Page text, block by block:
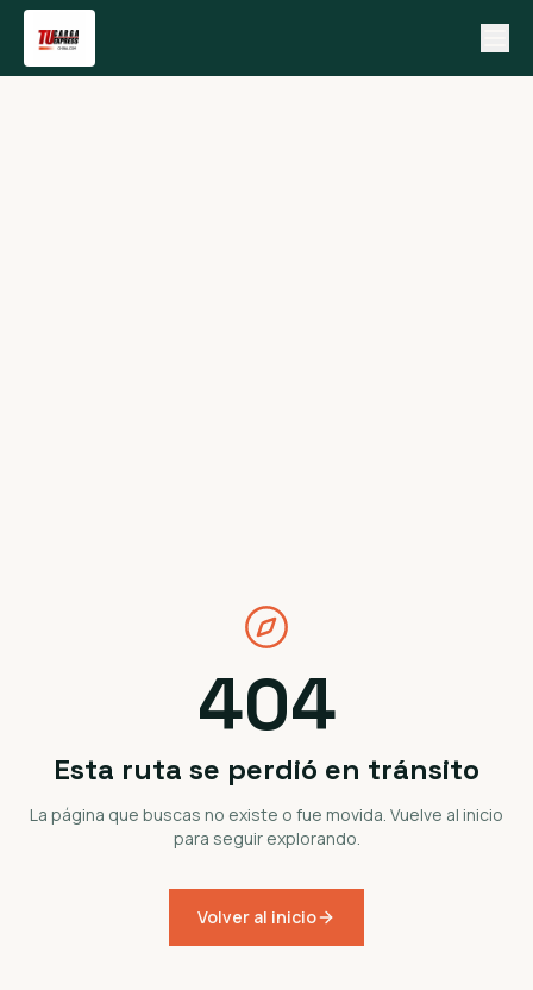
404
Esta ruta se perdió en tránsito
La página que buscas no existe o fue movida. Vuelve al inicio
para seguir explorando.
Volver al inicio